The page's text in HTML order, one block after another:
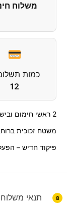
משלוח
כמות
12
2 ראשי חימום ובישול בהספק כולל של 3000 וואט
משטח זכוכית ברוחב כ
פיקוד חדיש –
8 תנאי משלוח